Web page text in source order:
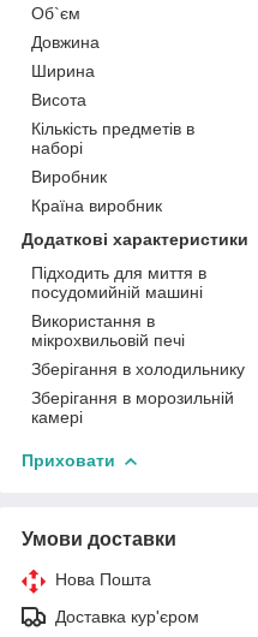
Об`єм
Довжина
Ширина
Висота
Кількість предметів в
наборі
Виробник
Країна виробник
Додаткові характеристики
Підходить для миття в
посудомийній машині
Використання в
мікрохвильовій печі
Зберігання в холодильнику
Зберігання в морозильній
камері
Приховати
Умови доставки
Нова Пошта
Доставка кур'єром